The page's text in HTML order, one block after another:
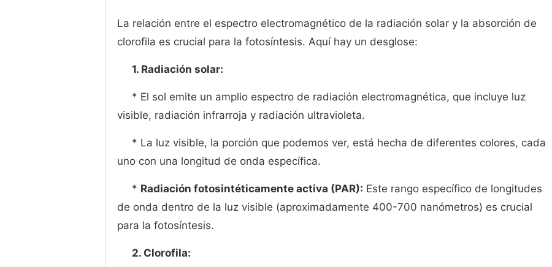
La relación entre el espectro electromagnético de la radiación solar y la absorción de
clorofila es crucial para la fotosíntesis. Aquí hay un desglose:
1. Radiación solar:
* El sol emite un amplio espectro de radiación electromagnética, que incluye luz
visible, radiación infrarroja y radiación ultravioleta.
* La luz visible, la porción que podemos ver, está hecha de diferentes colores, cada
uno con una longitud de onda específica.
* Radiación fotosintéticamente activa (PAR): Este rango específico de longitudes
de onda dentro de la luz visible (aproximadamente 400-700 nanómetros) es crucial
para la fotosíntesis.
2. Clorofila: